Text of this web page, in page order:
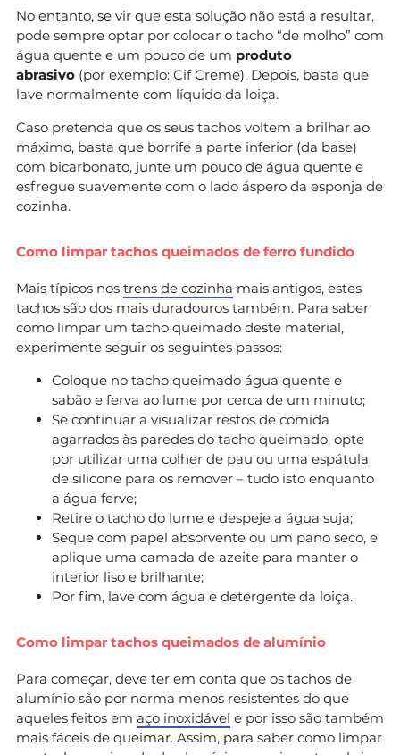
No entanto, se vir que esta solução não está a resultar,
pode sempre optar por colocar o tacho “de molho” com
água quente e um pouco de um produto
abrasivo (por exemplo: Cif Creme). Depois, basta que
lave normalmente com líquido da loiça.
Caso pretenda que os seus tachos voltem a brilhar ao
máximo, basta que borrife a parte inferior (da base)
com bicarbonato, junte um pouco de água quente e
esfregue suavemente com o lado áspero da esponja de
cozinha.
Como limpar tachos queimados de ferro fundido
Mais típicos nos trens de cozinha mais antigos, estes
tachos são dos mais duradouros também. Para saber
como limpar um tacho queimado deste material,
experimente seguir os seguintes passos:
Coloque no tacho queimado água quente e
sabão e ferva ao lume por cerca de um minuto;
Se continuar a visualizar restos de comida
agarrados às paredes do tacho queimado, opte
por utilizar uma colher de pau ou uma espátula
de silicone para os remover – tudo isto enquanto
a água ferve;
Retire o tacho do lume e despeje a água suja;
Seque com papel absorvente ou um pano seco, e
aplique uma camada de azeite para manter o
interior liso e brilhante;
Por fim, lave com água e detergente da loiça.
Como limpar tachos queimados de alumínio
Para começar, deve ter em conta que os tachos de
alumínio são por norma menos resistentes do que
aqueles feitos em aço inoxidável e por isso são também
mais fáceis de queimar. Assim, para saber como limpar